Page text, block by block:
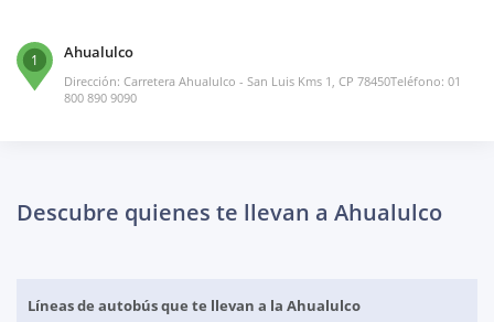
1 Ahualulco
Dirección: Carretera Ahualulco - San Luis Kms 1, CP 78450Teléfono: 01
800 890 9090
Descubre quienes te llevan a Ahualulco
Líneas de autobús que te llevan a la Ahualulco